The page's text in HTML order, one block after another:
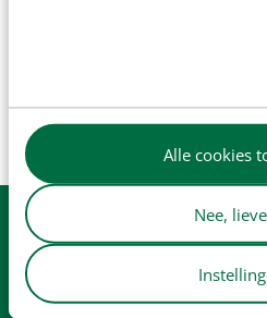
Alle cookies
Nee,
onderdeel niet vinden?
ons! Wellicht kunnen we u
leverbaar
Gratisverzending v.a. €